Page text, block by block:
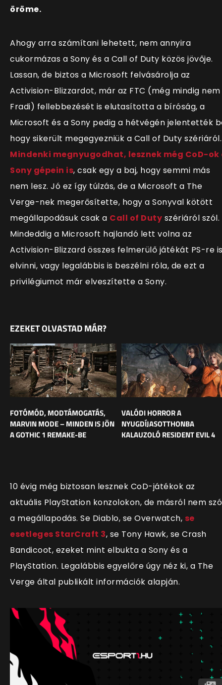
öröme.
Ahogy arra számítani lehetett, nem annyira
cukormázas a Sony és a Call of Duty közös jövője.
Lassan, de biztos a Microsoft felvásárolja az
Activision-Blizzardot, már az FTC (még mindig nem
Fradi) fellebbezését is elutasította a bíróság, a
Microsoft és a Sony pedig a hétvégén jelentették
hogy sikerült megegyezniük a Call of Duty szériáról.
Mindenki megnyugodhat, lesznek még CoD-ok
Sony gépein is, csak egy a baj, hogy semmi más
nem lesz. Jó ez így túlzás, de a Microsoft a The
Verge-nek megerősítette, hogy a Sonyval kötött
megállapodásuk csak a Call of Duty szériáról szól.
Mindeddig a Microsoft hajlandó lett volna az
Activision-Blizzard összes felmerülő játékát PS-re
elvinni, vagy legalábbis is beszélni róla, de ezt a
privilégiumot már elveszítette a Sony.
EZEKET OLVASTAD MÁR?
FOTÓMÓD, MODTÁMOGATÁS,
MARVIN MODE – MINDEN IS JÖN
A GOTHIC 1 REMAKE-BE
VALÓDI HORROR A
NYUGDÍJASOTTHONBA
KALAUZOLÓ RESIDENT EVIL 4
10 évig még biztosan lesznek CoD-játékok az
aktuális PlayStation konzolokon, de másról nem
a megállapodás. Se Diablo, se Overwatch, se
esetleges StarCraft 3, se Tony Hawk, se Crash
Bandicoot, ezeket mint elbukta a Sony és a
PlayStation. Legalábbis egyelőre úgy néz ki, a The
Verge által publikált információk alapján.